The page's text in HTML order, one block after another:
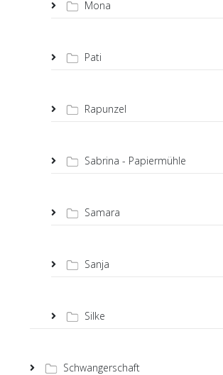
Mona
Pati
Rapunzel
Sabrina - Papiermühle
Samara
Sanja
Silke
Schwangerschaft